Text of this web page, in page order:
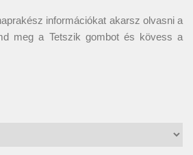
információkat akarsz olvasni a
meg a Tetszik gombot és kövess a